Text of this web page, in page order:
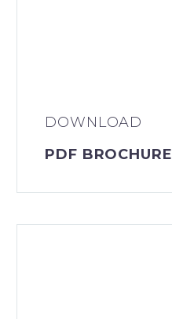
DOWNLOAD
PDF BROCHURE